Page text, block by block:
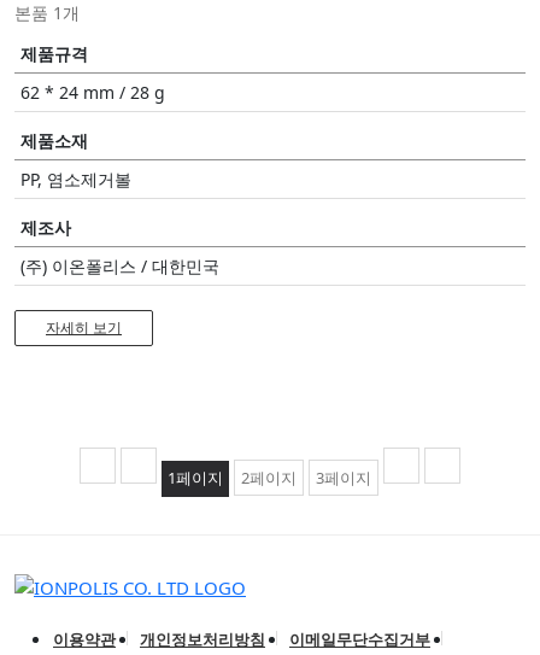
본품 1개
제품규격
62 * 24 mm / 28 g
제품소재
PP, 염소제거볼
제조사
(주) 이온폴리스 / 대한민국
자세히 보기
1페이지 2페이지 3페이지
이용약관 개인정보처리방침 이메일무단수집거부